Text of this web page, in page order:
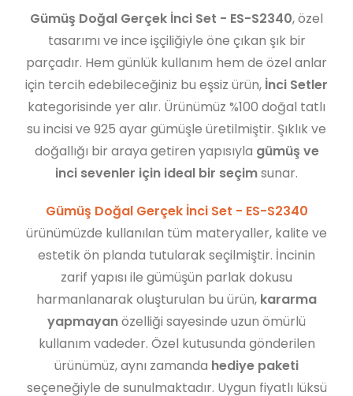
Gümüş Doğal Gerçek İnci Set - ES-S2340, özel
tasarımı ve ince işçiliğiyle öne çıkan şık bir
parçadır. Hem günlük kullanım hem de özel anlar
için tercih edebileceğiniz bu eşsiz ürün, İnci Setler
kategorisinde yer alır. Ürünümüz %100 doğal tatlı
su incisi ve 925 ayar gümüşle üretilmiştir. Şıklık ve
doğallığı bir araya getiren yapısıyla gümüş ve
inci sevenler için ideal bir seçimsunar.
Gümüş Doğal Gerçek İnci Set - ES-S2340
ürünümüzde kullanılan tüm materyaller, kalite ve
estetik ön planda tutularak seçilmiştir. İncinin
zarif yapısı ile gümüşün parlak dokusu
harmanlanarak oluşturulan bu ürün, kararma
yapmayanözelliği sayesinde uzun ömürlü
kullanım vadeder. Özel kutusunda gönderilen
ürünümüz, aynı zamanda hediye paketi
seçeneğiyle de sunulmaktadır. Uygun fiyatlı lüksü